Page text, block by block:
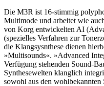
Die M3R ist 16-stimmig
Multimode und arbeitet wie
von Korg entwickelten AI
(spezielles Verfahren zur
die Klangsysnthese dienen
»Multisounds«. »Advanced
Verfügung stehenden Sound-
Synthesewelten klanglich
sowohl aus den wohlbekannten